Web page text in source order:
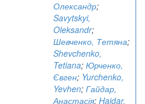
Олександр;
Savytskyi,
Oleksandr;
Шевченко, Тетяна;
Shevchenko,
Tetiana; Юрченко,
Євген; Yurchenko,
Yevhen; Гайдар,
Анастасія; Haidar,